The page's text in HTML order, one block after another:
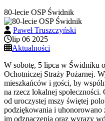
80-lecie OSP Świdnik
Paweł Truszczyński
lip 06 2025
Aktualności
W sobotę, 5 lipca w Świdniku
Ochotniczej Straży Pożarnej.
mieszkańców i gości, by
na rzecz lokalnej
od uroczystej mszy świętej
podziękowania i uhonorowano
im odznaczenia oraz wyrazy